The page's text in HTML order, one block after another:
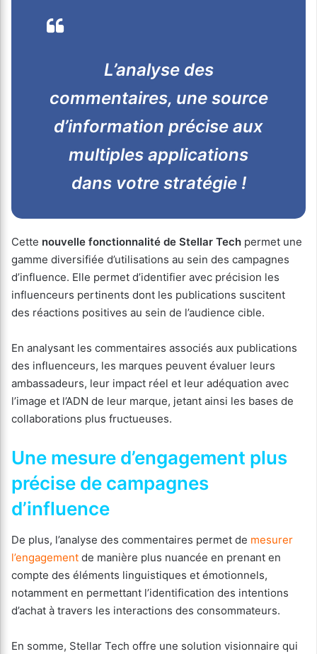
L’analyse des
commentaires, une source
d’information précise aux
multiples applications
dans votre stratégie !
Cette nouvelle fonctionnalité de Stellar Tech permet une
gamme diversifiée d’utilisations au sein des campagnes
d’influence. Elle permet d’identifier avec précision les
influenceurs pertinents dont les publications suscitent
des réactions positives au sein de l’audience cible.
En analysant les commentaires associés aux publications
des influenceurs, les marques peuvent évaluer leurs
ambassadeurs, leur impact réel et leur adéquation avec
l’image et l’ADN de leur marque, jetant ainsi les bases de
collaborations plus fructueuses.
Une mesure d’engagement plus
précise de campagnes
d’influence
De plus, l’analyse des commentaires permet de mesurer
l’engagement de manière plus nuancée en prenant en
compte des éléments linguistiques et émotionnels,
notamment en permettant l’identification des intentions
d’achat à travers les interactions des consommateurs.
En somme, Stellar Tech offre une solution visionnaire qui